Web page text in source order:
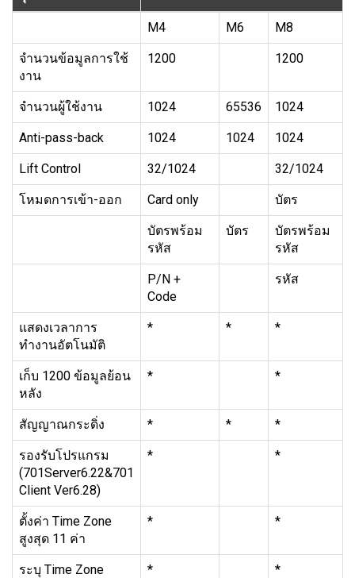
M4 M6 M8
จำนวนข้อมูลการใช้
งาน
1200 1200
จำนวนผู้ใช้งาน 1024 65536 1024
Anti-pass-back 1024 1024 1024
Lift Control 32/1024 32/1024
โหมดการเข้า-ออก Card only บัตร
บัตรพร้อม
รหัส
บัตร
บัตรพร้อม
รหัส
P/N +
Code
รหัส
แสดงเวลาการ
ทำงานอัตโนมัติ
* * *
เก็บ 1200 ข้อมูลย้อน
หลัง
* *
สัญญาณกระดิ่ง * * *
รองรับโปรแกรม
(701Server6.22&701
Client Ver6.28)
* *
ตั้งค่า Time Zone
สูงสุด 11 ค่า
* *
ระบุ Time Zone
* *